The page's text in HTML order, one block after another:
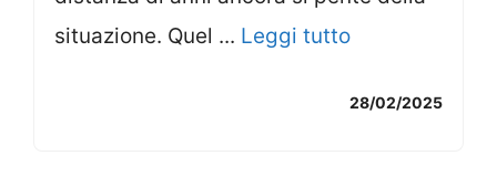
situazione. Quel ... Leggi tutto
28/02/2025